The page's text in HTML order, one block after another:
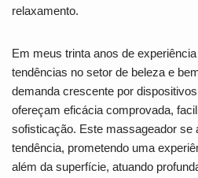
relaxamento.
Em meus trinta anos de
tendências no setor de beleza e
demanda crescente por
ofereçam eficácia comprovada,
sofisticação. Este massageador se
tendência, prometendo uma
além da superfície, atuando